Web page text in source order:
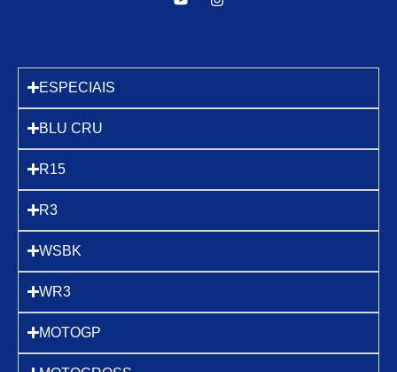
ESPECIAIS
BLU CRU
R15
R3
WSBK
WR3
MOTOGP